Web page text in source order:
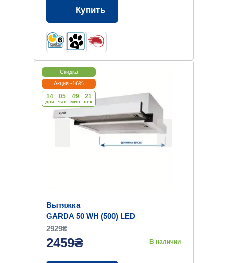
Купить
Скидка
Акция -16%
14
дни
: 05
час
: 49
мин
: 20
cек
Вытяжка
GARDA 50 WH (500) LED
2929₴
2459₴ В наличии